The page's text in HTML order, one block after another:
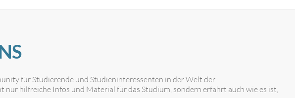
für Studierende und Studieninteressenten in der Welt der
nur hilfreiche Infos und Material für das Studium, sondern erfahrt auch wie es ist,